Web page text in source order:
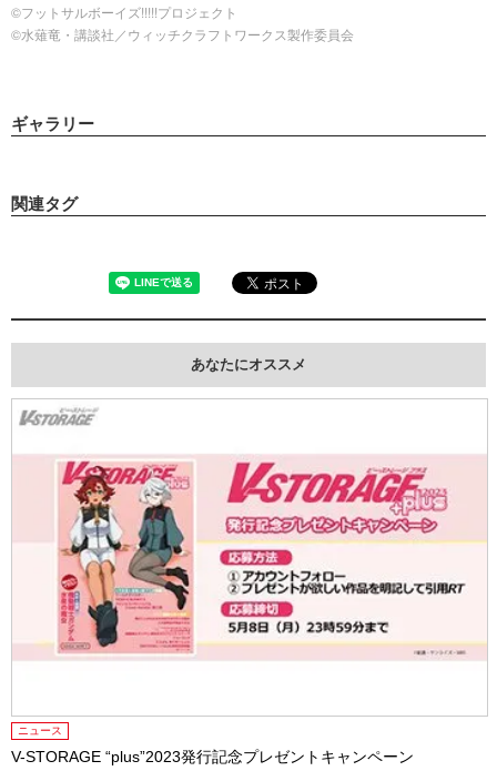
©フットサルボーイズ!!!!!プロジェクト
©水薙竜・講談社／ウィッチクラフトワークス製作委員会
ギャラリー
関連タグ
あなたにオススメ
ニュース
V-STORAGE “plus”2023発行記念プレゼントキャンペーン